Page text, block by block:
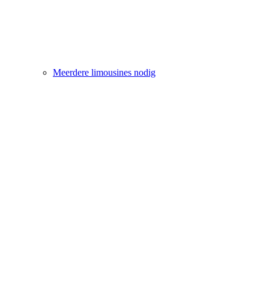
Meerdere limousines nodig